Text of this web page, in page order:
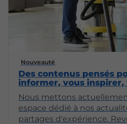
Nouveauté
Des contenus pensés
informer, vous inspirer,
Nous mettons
espace dédié à nos
partages d'expérience.